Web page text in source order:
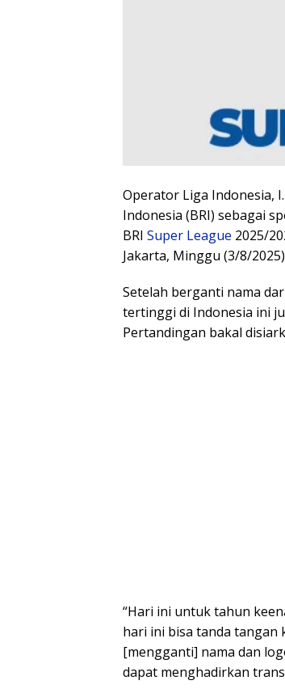
Operator Liga Indonesia,
Indonesia (BRI) sebagai
BRI Super League 2025/
Jakarta, Minggu (3/8/
Setelah berganti nama
tertinggi di Indonesia ini
Pertandingan bakal
“Hari ini untuk tahun
hari ini bisa tanda tangan
[mengganti] nama dan
dapat menghadirkan